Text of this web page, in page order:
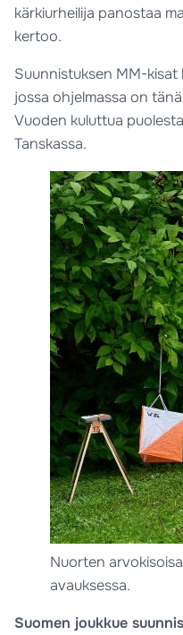
kärkiurheilija panostaa
kertoo.
Suunnistuksen MM-kisat
jossa ohjelmassa on
Vuoden kuluttua
Tanskassa.
Nuorten
avauksessa.
Suomen joukkue